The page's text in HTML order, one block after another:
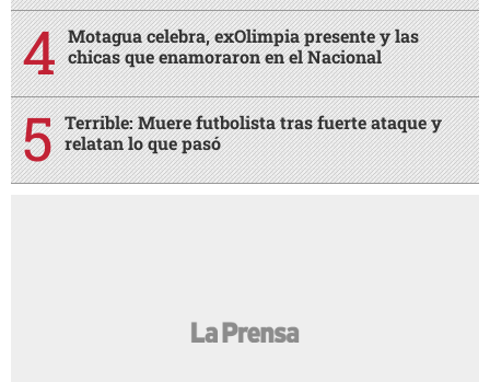
Motagua celebra, exOlimpia presente y las
chicas que enamoraron en el Nacional
Terrible: Muere futbolista tras fuerte ataque y
relatan lo que pasó